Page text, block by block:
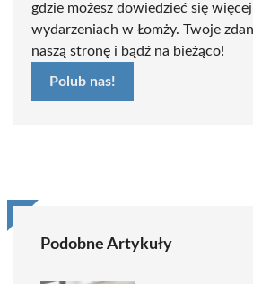
gdzie możesz dowiedzieć się
wydarzeniach w Łomży. Twoje
naszą stronę i bądź na bieżąco!
Polub nas!
Podobne Artykuły